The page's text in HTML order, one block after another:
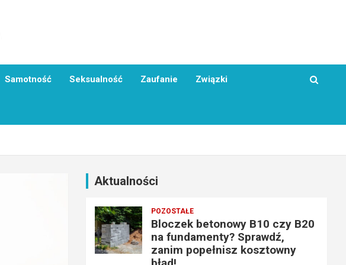
Samotność Seksualność Zaufanie Związki
Aktualności
POZOSTAŁE
Bloczek betonowy B10 czy B20
na fundamenty? Sprawdź,
zanim popełnisz kosztowny